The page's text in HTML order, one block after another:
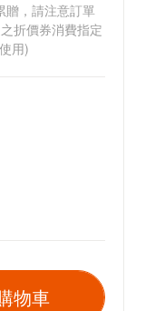
贈，請注意訂單
折價券消費指定
用)
物車